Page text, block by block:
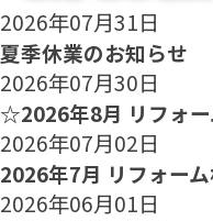
2026年07月31日
夏季休業のお知らせ
2026年07月30日
☆2026年8月 リフォ
2026年07月02日
2026年7月 リフォー
2026年06月01日